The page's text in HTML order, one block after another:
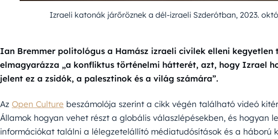
Izraeli katonák járőröznek a dél-izraeli Szderótban, 2023.
Ian Bremmer politológus a Hamász izraeli civilek elleni kegyetlen
elmagyarázza „a konfliktus történelmi hátterét, azt, hogy Izrael
jelent ez a zsidók, a palesztinok és a világ számára”.
Az Open Culture beszámolója szerint a cikk végén található videó
Államok hogyan vehet részt a globális válaszlépésekben, és hogyan
információkat találni a lélegzetelállító médiatudósítások és a háború